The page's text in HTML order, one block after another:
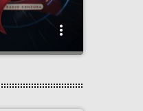
more_vert